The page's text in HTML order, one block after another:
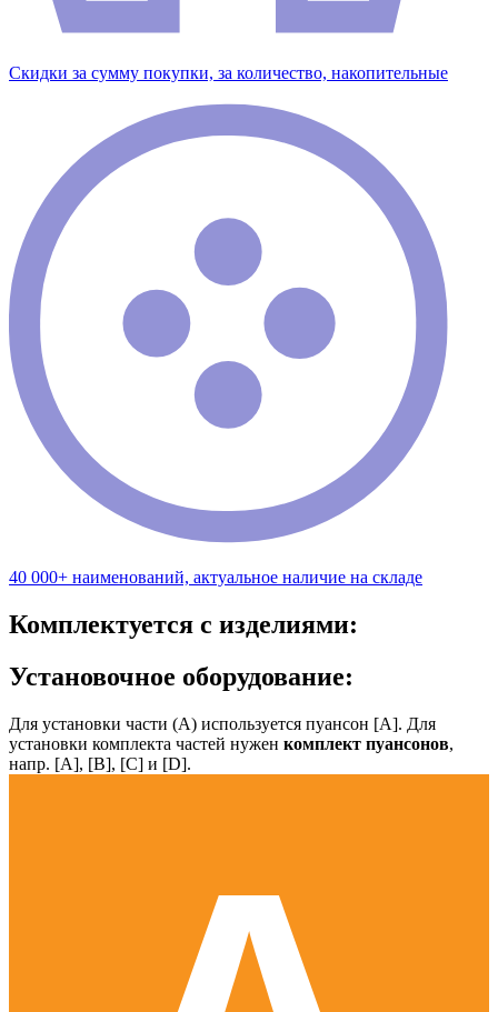
Скидки за сумму покупки, за количество, накопительные
40 000+ наименований, актуальное наличие на складе
Комплектуется с изделиями:
Установочное оборудование:
Для установки части (А) используется пуансон [А]. Для
установки комплекта частей нужен комплект пуансонов,
напр. [А], [B], [С] и [D].